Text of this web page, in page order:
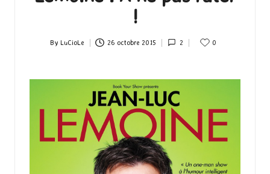
!
Posted
By LuCioLe 26 octobre 2015 2 0